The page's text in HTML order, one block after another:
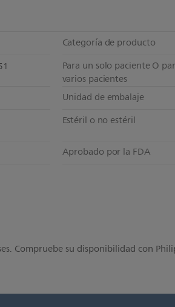
Categoría de producto
Para un solo paciente O
varios pacientes
Unidad de embalaje
Estéril o no estéril
Aprobado por la FDA
Compruebe su disponibilidad con